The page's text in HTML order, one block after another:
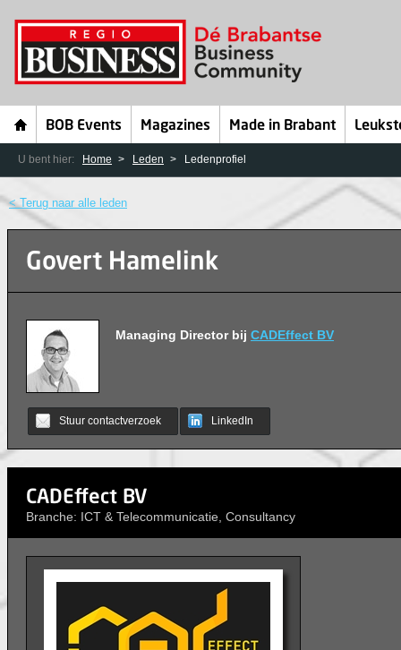
BOB Events Magazines Made in Brabant
U bent hier: Home Leden Ledenprofiel
< Terug naar alle leden
Govert Hamelink
Managing Director bij CADEffect BV
Stuur contactverzoek LinkedIn
CADEffect BV
Branche: ICT & Telecommunicatie, Consultancy